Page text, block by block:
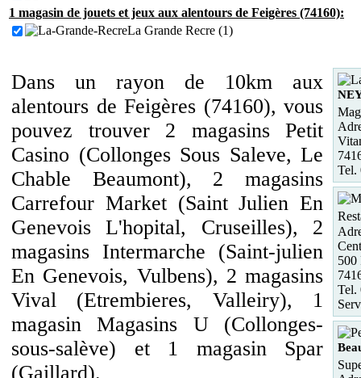
1 magasin de jouets et jeux aux alentours de Feigères (74160):
La Grande Recre (1)
Dans un rayon de 10km aux
alentours de Feigères (74160), vous
pouvez trouver 2 magasins Petit
Casino (Collonges Sous Saleve, Le
Chable Beaumont), 2 magasins
Carrefour Market (Saint Julien En
Genevois L'hopital, Cruseilles), 2
magasins Intermarche (Saint-julien
En Genevois, Vulbens), 2 magasins
Vival (Etrembieres, Valleiry), 1
magasin Magasins U (Collonges-
sous-salève) et 1 magasin Spar
(Gaillard).
Tel.
500
Tel.